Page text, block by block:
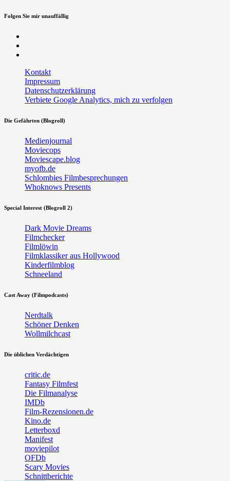
Folgen Sie mir unauffällig
Kontakt
Impressum
Datenschutzerklärung
Verbiete Google Analytics, mich zu verfolgen
Die Gefährten (Blogroll)
Medienjournal
Moviecops
Moviescape.blog
myofb.de
Schlombies Filmbesprechungen
Whoknows Presents
Special Interest (Blogroll 2)
Dark Movie Dreams
Filmchecker
Filmlöwin
Filmklassiker aus Hollywood
Kinderfilmblog
Schneeland
Cast Away (Filmpodcasts)
Nerdtalk
Schöner Denken
Wollmilchcast
Die üblichen Verdächtigen
critic.de
Fantasy Filmfest
Die Filmanalyse
IMDb
Film-Rezensionen.de
Kino.de
Letterboxd
Manifest
moviepilot
OFDb
Scary Movies
Schnittberichte